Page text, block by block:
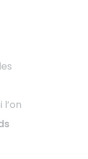
l’on